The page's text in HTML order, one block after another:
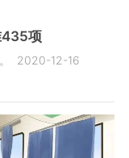
435项
2020-12-16